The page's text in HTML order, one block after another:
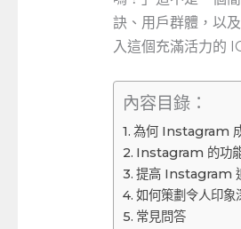
訣、用戶群體，以
入這個充滿活力的
內容目錄：
為何 Instagram
Instagram 的功
提高 Instagram
如何策劃令人印
常見問答